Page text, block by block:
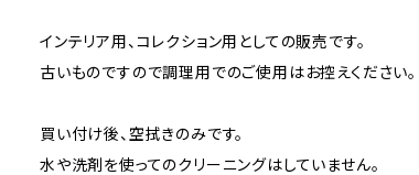
インテリア用、コレクション用としての販売です。
古いものですので調理用でのご使用はお控えください。
買い付け後、空拭きのみです。
水や洗剤を使ってのクリーニングはしていません。